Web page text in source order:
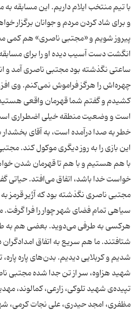
با تیم منتخب ایلام داریم. این مسابقه
و برای شاد کردن مردم و جوانان برگزار
پیروز شویم و «مجتبی ناصری» هم کمی
انگشت دست آسیب دیده او را برای
ساعتی نگذشته بود مجتبی ناصری آمد و
چهره‌اش را هرگز فراموش نمی‌کنم. وی
کشیدم و گفتم شما قهرمان واقعی هستید
است و وضعیت منطقه خیلی اضطراری است.
خطر به صدا درآمده است، به آقای بخشدار
این بازی را به روز دیگری موکول کند.
با هم هستیم و با هم تا قهرمان شدن
خواست خدا باشد، اتفاق می‌افتد. حیاتی
مجتبی ناصری نگذشته بود که آژیر قرمز
سیاهی تمام فضای شهر چوار را فرا
هرکسی به طرفی می‌دوید. بعضی هم به
شتافتند. ما هم سریع به اتفاق
شدیم و کربلایی دیدیم. بدن‌های پاره
شهید هزاوه، سر از تن جدا شده مجتبی
تپیده‌ی شهید تلوکی، زارعی، کمالوند،
مظفری، امجد حیدری، علی نجات کرمی،